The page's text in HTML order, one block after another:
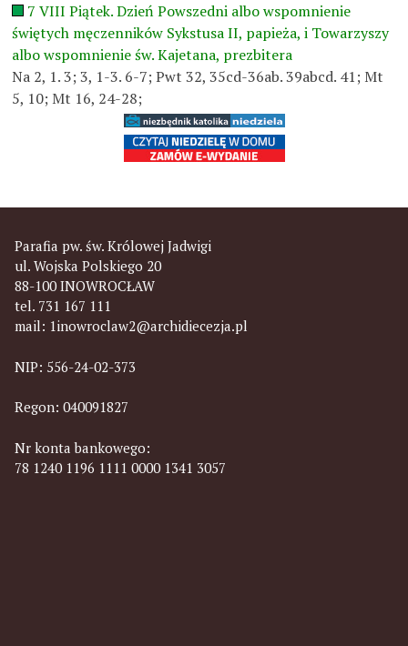
7 VIII Piątek. Dzień Powszedni albo wspomnienie
świętych męczenników Sykstusa II, papieża, i Towarzyszy
albo wspomnienie św. Kajetana, prezbitera
Na 2, 1. 3; 3, 1-3. 6-7; Pwt 32, 35cd-36ab. 39abcd. 41; Mt
5, 10; Mt 16, 24-28;
Parafia pw. św. Królowej Jadwigi
ul. Wojska Polskiego 20
88-100 INOWROCŁAW
tel. 731 167 111
mail: 1inowroclaw2@archidiecezja.pl
NIP: 556-24-02-373
Regon: 040091827
Nr konta bankowego:
78 1240 1196 1111 0000 1341 3057